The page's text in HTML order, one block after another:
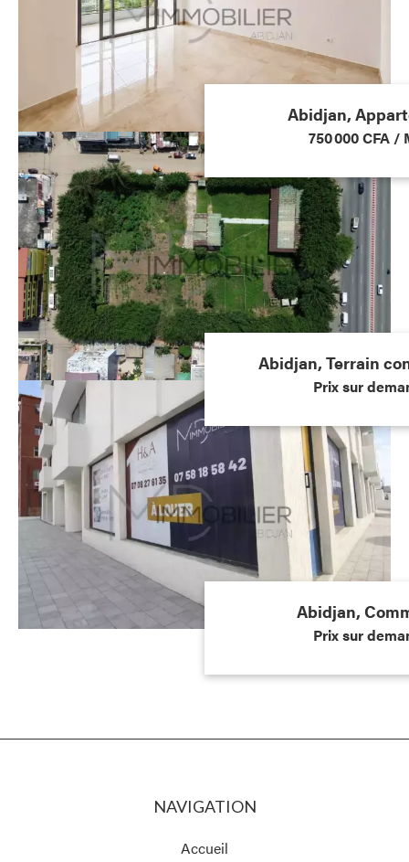
Abidjan,
750 000 CFA /
Abidjan, Terrain
Prix sur
Abidjan,
Prix sur
NAVIGATION
Accueil